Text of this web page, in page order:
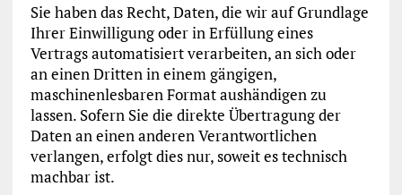
Sie haben das Recht, Daten, die wir auf Grundlage
Ihrer Einwilligung oder in Erfüllung eines
Vertrags automatisiert verarbeiten, an sich oder
an einen Dritten in einem gängigen,
maschinenlesbaren Format aushändigen zu
lassen. Sofern Sie die direkte Übertragung der
Daten an einen anderen Verantwortlichen
verlangen, erfolgt dies nur, soweit es technisch
machbar ist.